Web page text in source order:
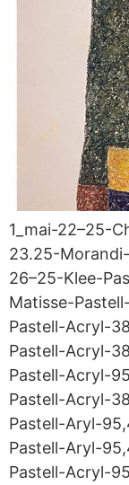
1_mai-22–25-
23.25-
26–25-Klee-
Matisse-
Pastell-Acryl-
Pastell-Acryl-
Pastell-Acryl-
Pastell-Acryl-
Pastell-Aryl-
Pastell-Aryl-
Pastell-Acryl-